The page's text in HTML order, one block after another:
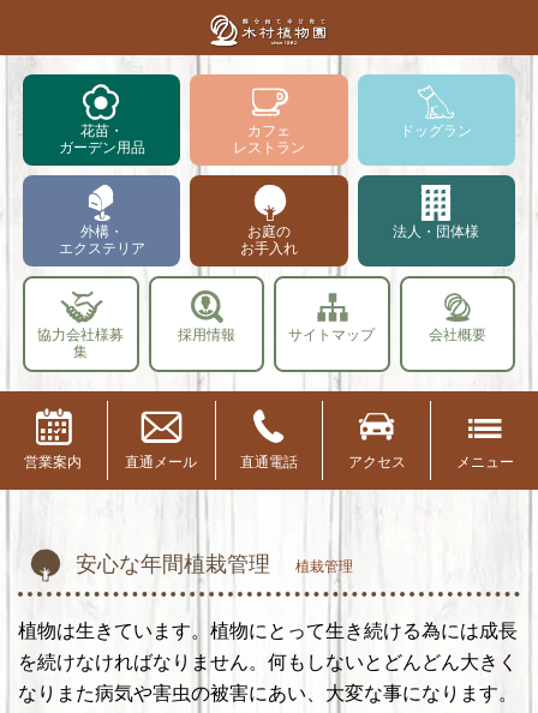
花苗・
ガーデン用品
カフェ
レストラン
ドッグラン
外構・
エクステリア
お庭の
お手入れ
法人・団体様
協力会社様募
集
採用情報 サイトマップ 会社概要
営業案内 直通メール 直通電話 アクセス メニュー
安心な年間植栽管理 植栽管理
植物は生きています。植物にとって生き続ける為には成長
を続けなければなりません。何もしないとどんどん大きく
なりまた病気や害虫の被害にあい、大変な事になります。